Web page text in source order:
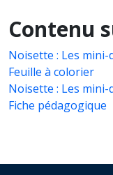
Contenu
Noisette : Les mini-
Feuille à colorier
Noisette : Les mini-
Fiche pédagogique